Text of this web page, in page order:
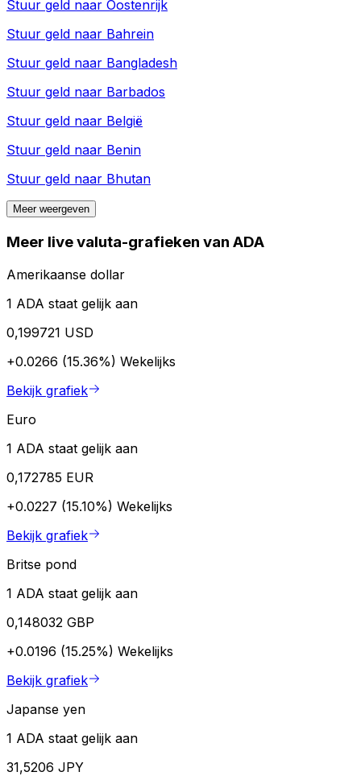
Stuur geld naar Oostenrijk
Stuur geld naar Bahrein
Stuur geld naar Bangladesh
Stuur geld naar Barbados
Stuur geld naar België
Stuur geld naar Benin
Stuur geld naar Bhutan
Meer weergeven
Meer live valuta-grafieken van ADA
Amerikaanse dollar
1 ADA staat gelijk aan
0,199721 USD
+0.0266 (15.36%) Wekelijks
Bekijk grafiek
Euro
1 ADA staat gelijk aan
0,172785 EUR
+0.0227 (15.10%) Wekelijks
Bekijk grafiek
Britse pond
1 ADA staat gelijk aan
0,148032 GBP
+0.0196 (15.25%) Wekelijks
Bekijk grafiek
Japanse yen
1 ADA staat gelijk aan
31,5206 JPY